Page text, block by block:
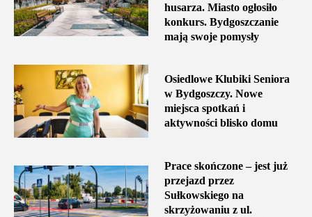
husarza. Miasto ogłosiło
konkurs. Bydgoszczanie
mają swoje pomysły
Osiedlowe Klubiki Seniora
w Bydgoszczy. Nowe
miejsca spotkań i
aktywności blisko domu
Prace skończone – jest już
przejazd przez
Sułkowskiego na
skrzyżowaniu z ul.